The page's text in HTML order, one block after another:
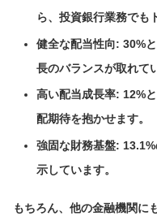
ら、投資銀行業務でも
健全な配当性向: 30%
長のバランスが取れて
高い配当成長率: 12%
配期待を抱かせます。
強固な財務基盤:
示しています。
もちろん、他の金融機関に